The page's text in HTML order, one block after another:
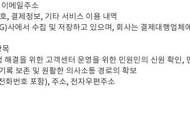
메일주소
, 결제정보, 기타 서비스 이용 내역
에서 수집 및 저장하고 있으며, 회사는 결제대행업체
목
결을 위한 고객센터 운영을 위한 민원인의 신원 확인
록 보존 및 원활한 의사소통 경로의 확보
화번호 포함), 주소, 전자우편주소